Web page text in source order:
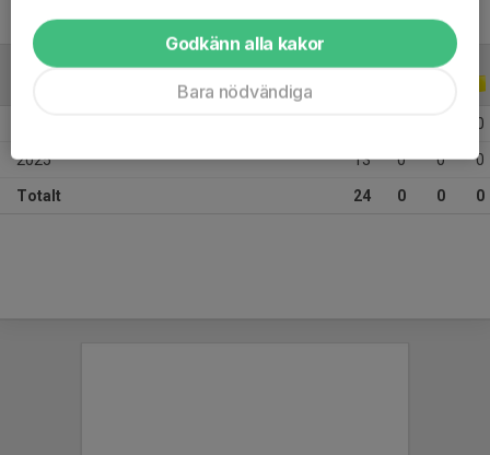
ALLA ÅR
0
2025 13 0 0 0
Totalt 24 0 0 0
Godkänn alla kakor
Bara nödvändiga